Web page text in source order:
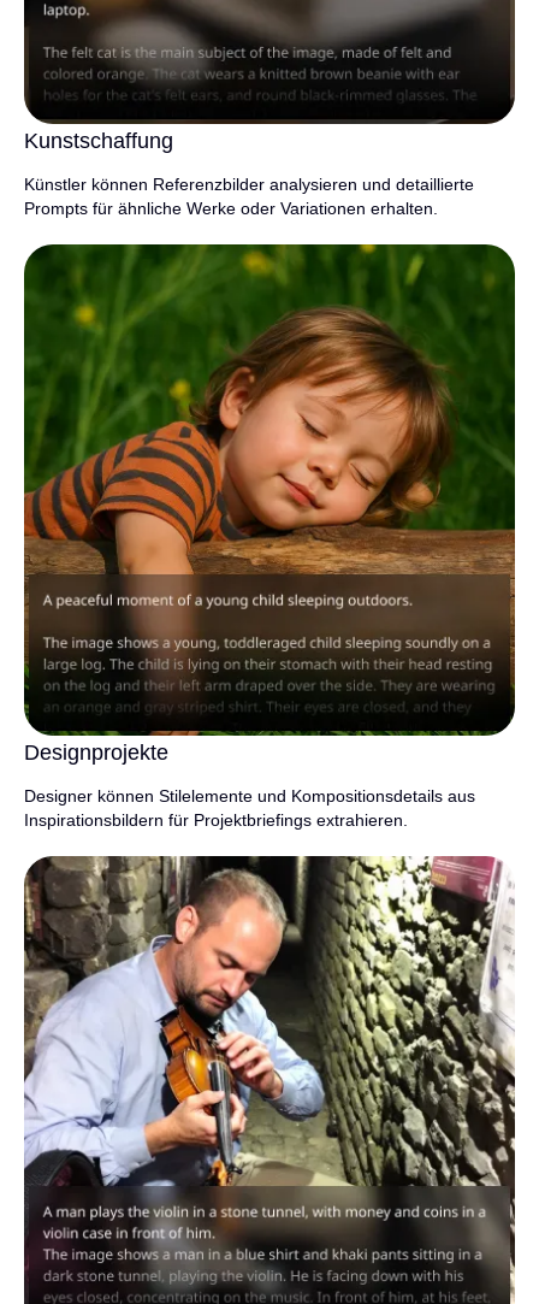
Kunstschaffung
Künstler können Referenzbilder analysieren und detaillierte
Prompts für ähnliche Werke oder Variationen erhalten.
Designprojekte
Designer können Stilelemente und Kompositionsdetails aus
Inspirationsbildern für Projektbriefings extrahieren.